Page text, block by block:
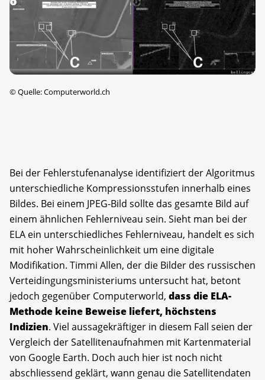
©Quelle: Computerworld.ch
Bei der Fehlerstufenanalyse identifiziert der Algoritmus
unterschiedliche Kompressionsstufen innerhalb eines
Bildes. Bei einem JPEG-Bild sollte das gesamte Bild auf
einem ähnlichen Fehlerniveau sein. Sieht man bei der
ELA ein unterschiedliches Fehlerniveau, handelt es sich
mit hoher Wahrscheinlichkeit um eine digitale
Modifikation. Timmi Allen, der die Bilder des russischen
Verteidingungsministeriums untersucht hat, betont
jedoch gegenüber Computerworld, dass die ELA-
Methode keine Beweise liefert, höchstens
Indizien. Viel aussagekräftiger in diesem Fall seien der
Vergleich der Satellitenaufnahmen mit Kartenmaterial
von Google Earth. Doch auch hier ist noch nicht
abschliessend geklärt, wann genau die Satellitendaten